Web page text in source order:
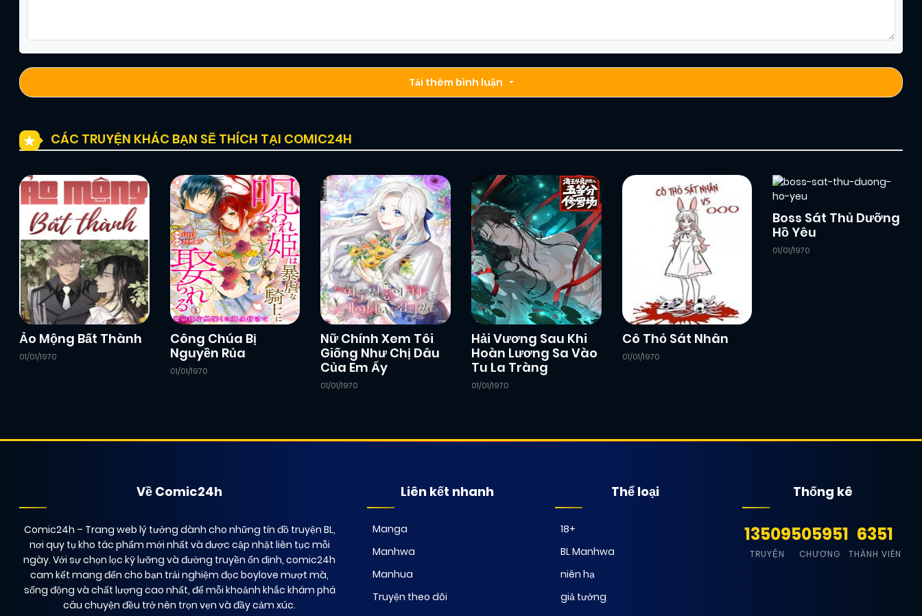
Tải thêm bình luận
CÁC TRUYỆN KHÁC BẠN SẼ THÍCH TẠI COMIC24H
Ảo Mộng Bất Thành
01/01/1970
Công Chúa Bị
Nguyền Rủa
01/01/1970
Nữ Chính Xem Tôi
Giống Như Chị Dâu
Của Em Ấy
01/01/1970
Hải Vương Sau Khi
Hoàn Lương Sa Vào
Tu La Tràng
01/01/1970
Cô Thỏ Sát Nhân
01/01/1970
Boss Sát Thủ Dưỡng
Hồ Yêu
01/01/1970
Về Comic24h
Comic24h – Trang web lý tưởng dành cho những tín đồ truyện BL,
nơi quy tụ kho tác phẩm mới nhất và được cập nhật liên tục mỗi
ngày. Với sự chọn lọc kỹ lưỡng và đường truyền ổn định, comic24h
cam kết mang đến cho bạn trải nghiệm đọc boylove mượt mà,
sống động và chất lượng cao nhất, để mỗi khoảnh khắc khám phá
câu chuyện đều trở nên trọn vẹn và đầy cảm xúc.
Liên kết nhanh
Manga
Manhwa
Manhua
Truyện theo dõi
Thể loại
18+
BL Manhwa
niên hạ
giả tưởng
Thống kê
13509
TRUYỆN
505951
CHƯƠNG
6351
THÀNH VIÊN